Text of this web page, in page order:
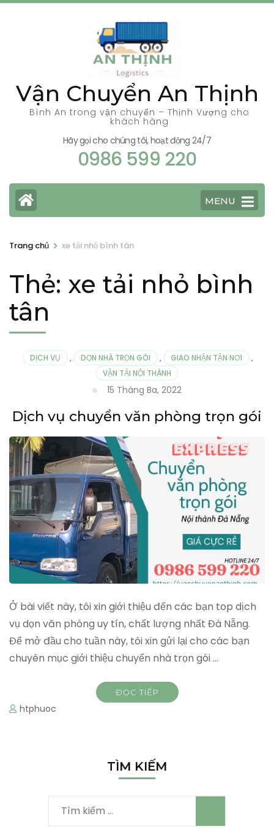
Bỏ
dungVận Chuyển An Thịnh
Bình An trong vận chuyển – Thịnh Vượng cho
khách hàng
Hãy gọi cho chúng tôi, hoạt động 24/7
0986 599 220
MENU
Trang chủ > xe tải nhỏ bình tân
Thẻ: xe tải nhỏ bình
tân
DỊCH VỤ , DỌN NHÀ TRỌN GÓI , GIAO NHẬN TẬN NƠI
,
VẬN TẢI NỘI THÀNH
15 Tháng Ba, 2022
Dịch vụ chuyển văn phòng trọn gói
Ở bài viết này, tôi xin giới thiệu đến các bạn top dịch
vụ dọn văn phòng uy tín, chất lượng nhất Đà Nẵng.
Để mở đầu cho tuần này, tôi xin gửi lại cho các bạn
chuyên mục giới thiệu chuyển nhà trọn gói …
ĐỌC TIẾP
htphuoc
TÌM KIẾM
Tìm
kiếm